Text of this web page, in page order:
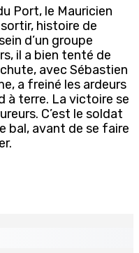
Port, le Mauricien
histoire de
d’un groupe
il a bien tenté de
avec Sébastien
a freiné les ardeurs
à terre. La victoire se
C’est le soldat
bal, avant de se faire